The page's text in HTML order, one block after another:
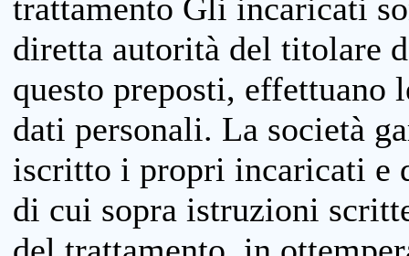
trattamento Gli incaricati
diretta autorità del titolare
questo preposti, effettuano
dati personali. La società
iscritto i propri incaricati e
di cui sopra istruzioni